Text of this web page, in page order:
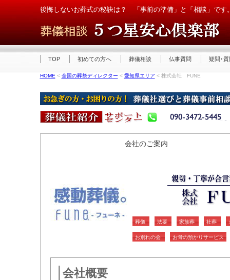
後悔しないお葬式の秘訣は？ 「事前の準備」と「相談」です
TOP 初めての方へ 葬儀相談 仏事質問 疑問･質
HOME < 全国の葬祭ディレクター < 愛知県エリア < 株式会社 FUNE
会社のご案内
葬儀 法要 家族葬 社葬
お別れの会 お骨の預かりサービス
会社概要